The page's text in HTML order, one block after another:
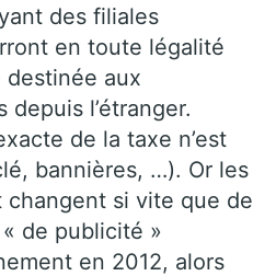
des filiales
en toute légalité
aux
l’étranger.
de la taxe n’est
bannières, …). Or les
changent si vite que de
de publicité »
en 2012, alors